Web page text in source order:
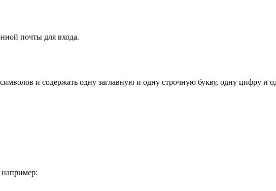
почты для входа.
и содержать одну заглавную и одну строчную букву, одну цифру